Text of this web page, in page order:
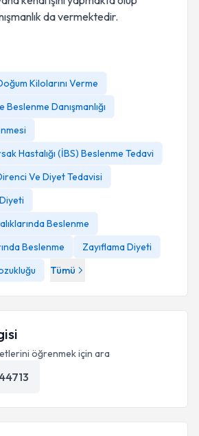
da vermektedir.
Kilolarını Verme
Danışmanlığı
Hastalığı (İBS) Beslenme Tedavi
Ve Diyet Tedavisi
Beslenme
Beslenme
Zayıflama Diyeti
Tümü
öğrenmek için ara